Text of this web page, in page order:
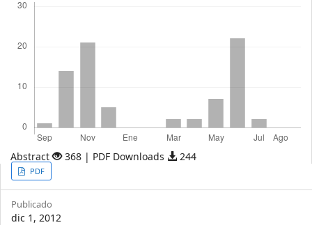
Abstract 368 | PDF Downloads 244
Article
Sidebar
PDF
Publicado
dic 1, 2012